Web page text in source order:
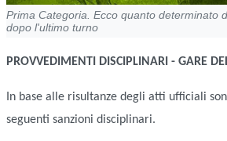
Prima Categoria. Ecco quanto determinato
dopo l'ultimo turno
PROVVEDIMENTI DISCIPLINARI - GARE
In base alle risultanze degli atti ufficiali
seguenti sanzioni disciplinari.